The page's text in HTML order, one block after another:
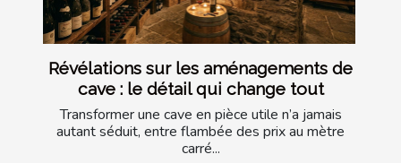
Révélations sur les aménagements de
cave : le détail qui change tout
Transformer une cave en pièce utile n’a jamais
autant séduit, entre flambée des prix au mètre
carré...